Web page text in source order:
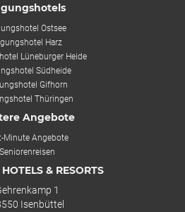
Ostsee
Harz
Lüneburger Heide
Südheide
Gifhorn
Thüringen
Angebote
Minute Angebote
Seniorenreisen
& RESORTS
1
Isenbüttel